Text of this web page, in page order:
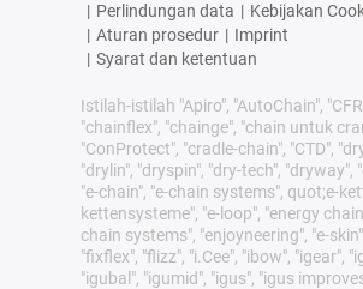
| Perlindungan data | Kebijakan
| Aturan prosedur | Imprint
| Syarat dan ketentuan
Istilah-istilah "Apiro", "AutoChain",
"chainflex", "chainge", "chain untuk
"ConProtect", "cradle-chain", "CTD",
"drylin", "dryspin", "dry-tech", "dryway",
"e-chain", "e-chain systems", quot;e-
kettensysteme", "e-loop", "energy
chain systems", "enjoyneering", "e-
"fixflex", "flizz", "i.Cee", "ibow", "igear",
"igubal", "igumid", "igus", "igus